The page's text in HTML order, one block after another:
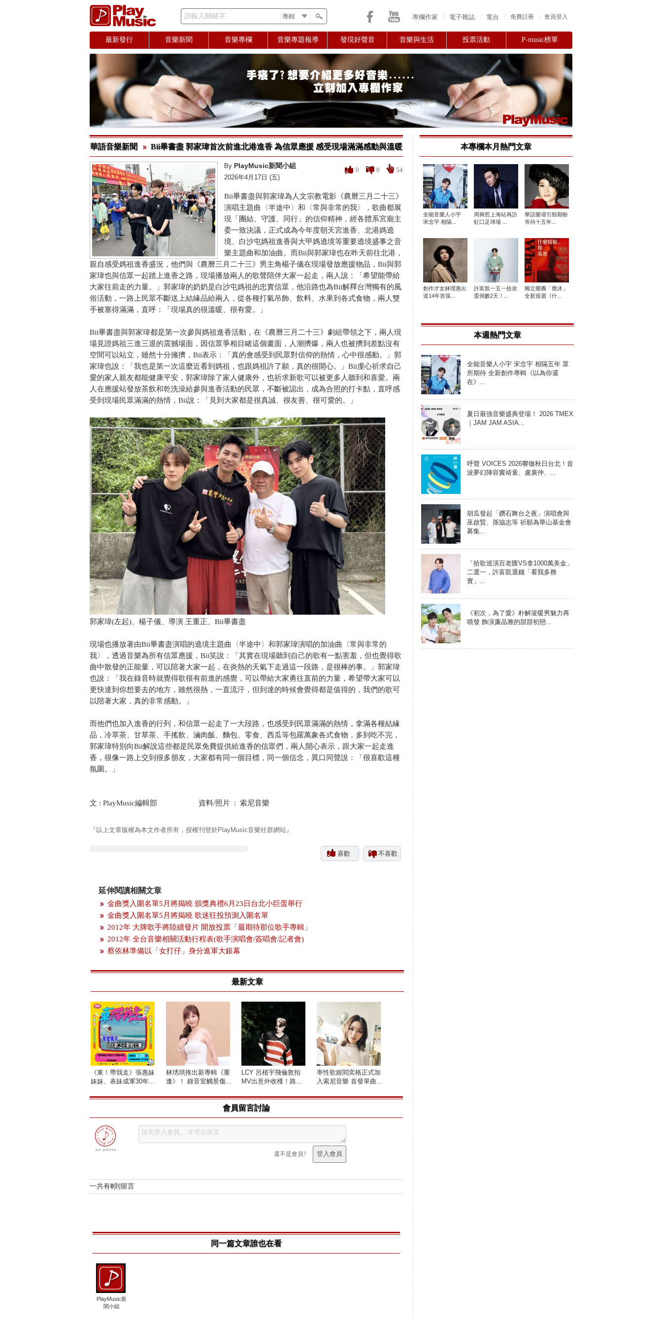
請輸入關鍵字 會員登入
免費註冊
專欄作家 電子雜誌 電台
最新發行 音樂新聞 音樂專欄 音樂專題報導 發現好聲音 音樂與生活 投票活動 P-music榜單
華語音樂新聞 Bii畢書盡 郭家瑋首次前進北港進香 為信眾應援 感受現場滿滿感動與溫暖
0 0 54
By PlayMusic新聞小組
2026年4月17日 (五)
Bii畢書盡與郭家瑋為人文宗教電影《農曆三月二十三》
演唱主題曲〈半途中〉和〈常與非常的我〉，歌曲都展
現「團結、守護、同行」的信仰精神，經各體系宮廟主
委一致決議，正式成為今年度朝天宮進香、北港媽遶
境、白沙屯媽祖進香與大甲媽遶境等重要遶境盛事之音
樂主題曲和加油曲。而Bii與郭家瑋也在昨天前往北港，
親自感受媽祖進香盛況，他們與《農曆三月二十三》男主角楊子儀在現場發放應援物品，Bii與郭
家瑋也與信眾一起踏上進香之路，現場播放兩人的歌聲陪伴大家一起走，兩人說：「希望能帶給
大家往前走的力量。」郭家瑋的奶奶是白沙屯媽祖的忠實信眾，他沿路也為Bii解釋台灣獨有的風
俗活動，一路上民眾不斷送上結緣品給兩人，從各種打氣吊飾、飲料、水果到各式食物，兩人雙
手被塞得滿滿，直呼：「現場真的很溫暖、很有愛。」
Bii畢書盡與郭家瑋都是第一次參與媽祖進香活動，在《農曆三月二十三》劇組帶領之下，兩人現
場見證媽祖三進三退的震撼場面，因信眾爭相目睹這個畫面，人潮擠爆，兩人也被擠到差點沒有
空間可以站立，雖然十分擁擠，Bii表示：「真的會感受到民眾對信仰的熱情，心中很感動。」郭
家瑋也說：「我也是第一次這麼近看到媽祖，也跟媽祖許了願，真的很開心。」Bii虔心祈求自己
愛的家人親友都能健康平安，郭家瑋除了家人健康外，也祈求新歌可以被更多人聽到和喜愛。兩
人在應援站發放茶飲和乾洗澡給參與進香活動的民眾，不斷被認出，成為合照的打卡點，直呼感
受到現場民眾滿滿的熱情，Bii說：「見到大家都是很真誠、很友善、很可愛的。」
郭家瑋(左起)、楊子儀、導演 王重正、Bii畢書盡
現場也播放著由Bii畢書盡演唱的遶境主題曲〈半途中〉和郭家瑋演唱的加油曲〈常與非常的
我〉，透過音樂為所有信眾應援，Bii笑說：「其實在現場聽到自己的歌有一點害羞，但也覺得歌
曲中散發的正能量，可以陪著大家一起，在炎熱的天氣下走過這一段路，是很棒的事。」郭家瑋
也說：「我在錄音時就覺得歌很有前進的感覺，可以帶給大家勇往直前的力量，希望帶大家可以
更快達到你想要去的地方，雖然很熱，一直流汗，但到達的時候會覺得都是值得的，我們的歌可
以陪著大家，真的非常感動。」
而他們也加入進香的行列，和信眾一起走了一大段路，也感受到民眾滿滿的熱情，拿滿各種結緣
品，冷萃茶、甘草茶、手搖飲、滷肉飯、麵包、零食、西瓜等包羅萬象各式食物，多到吃不完，
郭家瑋特別向Bii解說這些都是民眾免費提供給進香的信眾們，兩人開心表示，跟大家一起走進
香，很像一路上交到很多朋友，大家都有同一個目標，同一個信念，異口同聲說：「很喜歡這種
氛圍。」
文 : PlayMusic編輯部 資料/照片 : 索尼音樂
『以上文章版權為本文作者所有，授權刊登於PlayMusic音樂社群網站』
喜歡 不喜歡
延伸閱讀相關文章
金曲獎入圍名單5月將揭曉 頒獎典禮6月23日台北小巨蛋舉行
金曲獎入圍名單5月將揭曉 歌迷狂投預測入圍名單
2012年 大牌歌手將陸續發片 開放投票「最期待那位歌手專輯」
2012年 全台音樂相關活動行程表(歌手演唱會/簽唱會/記者會)
蔡依林準備以「女打仔」身分進軍大銀幕
最新文章
《東！帶我走》張惠妹
妹妹、表妹成軍30年...
林琇琪推出新專輯《重
逢》！ 錄音室觸景傷...
LCY 呂植宇飛倫敦拍
MV出意外收穫！路...
率性歌姬閻奕格正式加
入索尼音樂 首發單曲...
會員留言討論
還不是會員?
一共有0則留言
同一篇文章誰也在看
PlayMusic新
聞小組
本專欄本月熱門文章
全能音樂人小宇
宋念宇 相隔...
周興哲上海站再訪
虹口足球場 ...
華語樂壇引頸期盼
等待十五年...
創作才女林理惠出
道14年首張...
許富凱一五一拾攻
蛋倒數2天！...
獨立樂團「塵沐」
全新巡迴《什...
本週熱門文章
全能音樂人小宇 宋念宇 相隔五年 眾
所期待 全新創作專輯《以為你還
在》...
夏日最強音樂盛典登場！ 2026 TMEX
｜JAM JAM ASIA...
呼聲 VOICES 2026響徹秋日台北！首
波夢幻陣容竇靖童、盧廣仲、...
胡瓜發起「鑽石舞台之夜」演唱會與
巫啟賢、孫協志等 祈願為華山基金會
募集...
「拾歌巡演百老匯VS拿1000萬美金」
二選一，許富凱選錢「看我多務
實」...
《初次，為了愛》朴解浚暖男魅力再
噴發 飾演廉晶雅的甜甜初戀...